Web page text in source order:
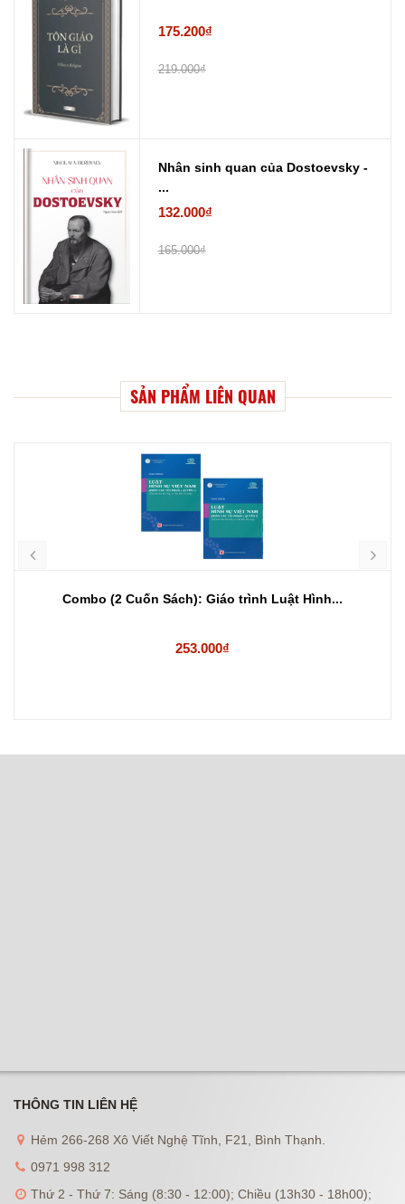
175.200₫
219.000₫
Nhân sinh quan của Dostoevsky -
...
132.000₫
165.000₫
SẢN PHẨM LIÊN QUAN
Combo (2 Cuốn Sách): Giáo trình Luật Hình...
253.000₫
THÔNG TIN LIÊN HỆ
Hẻm 266-268 Xô Viết Nghệ Tĩnh, F21, Bình Thạnh.
0971 998 312
Thứ 2 - Thứ 7: Sáng (8:30 - 12:00); Chiều (13h30 - 18h00);